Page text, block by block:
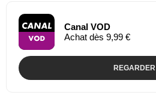
Canal VOD
Achat dès 9,99 €
REGARDER